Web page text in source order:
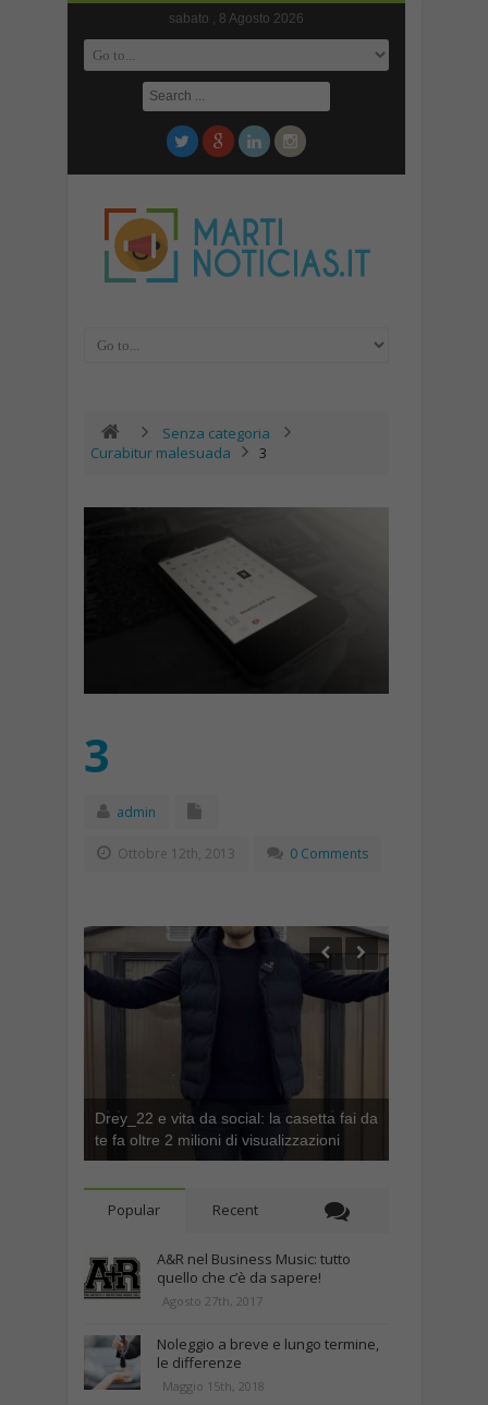
sabato , 8 Agosto 2026
Senza categoria
Curabitur malesuada
3
3
admin
Ottobre 12th, 2013 0 Comments
Drey_22 e vita da social: la casetta fai da
te fa oltre 2 milioni di visualizzazioni
Popular Recent
A&R nel Business Music: tutto
quello che c’è da sapere!
Agosto 27th, 2017
Noleggio a breve e lungo termine,
le differenze
Maggio 15th, 2018